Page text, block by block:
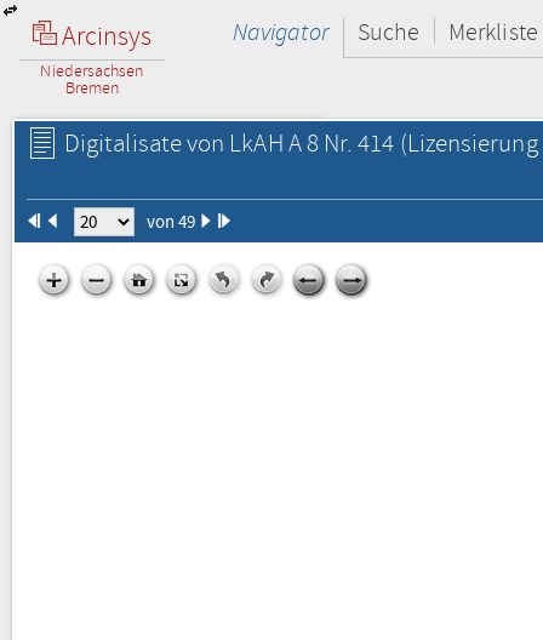
Arcinsys
Niedersachsen
Bremen
Navigator Suche Merkliste
Digitalisate von LkAH A 8 Nr. 414
von 49